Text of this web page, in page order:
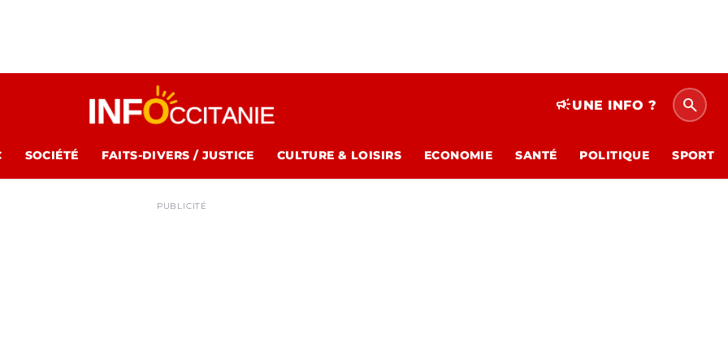
campaignUNE INFO ? search
SOCIÉTÉ FAITS-DIVERS / JUSTICE CULTURE & LOISIRS ECONOMIE SANTÉ POLITIQUE SPORT
PUBLICITÉ